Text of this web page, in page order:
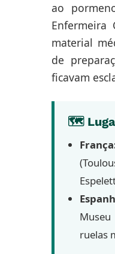
ao
Enfermeira
material
de
ficavam
🗺️
ruelas